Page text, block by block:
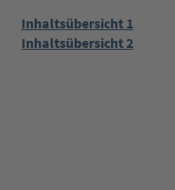
Inhaltsübersicht 1
Inhaltsübersicht 2